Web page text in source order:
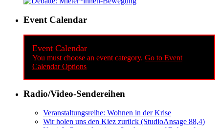
Event Calendar
Event Calendar
You must choose an event category. Go to Event
Calendar Options
Radio/Video-Sendereihen
Veranstaltungsreihe: Wohnen in der Krise
Wir holen uns den Kiez zurück (StudioAnsage 88,4)